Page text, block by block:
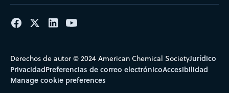
Derechos de autor © 2024 American Chemical SocietyJurídico
PrivacidadPreferencias de correo electrónicoAccesibilidad
Manage cookie preferences